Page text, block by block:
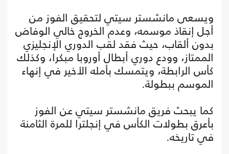
ويسعى مانشستر سيتي لتحقيق الفوز من
أجل إنقاذ موسمه، وعدم الخروج خالي الوفاض
بدون ألقاب، حيث فقد لقب الدوري الإنجليزي
الممتاز، وودع دوري أبطال أوروبا مبكرا، وكذلك
كأس الرابطة، ويتمسك بأمله الأخير في إنهاء
الموسم ببطولة.
كما يبحث فريق مانشستر سيتي عن الفوز
بأعرق بطولات الكأس في إنجلترا للمرة الثامنة
في تاريخه.